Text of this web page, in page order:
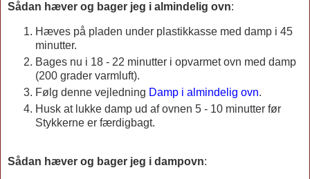
Sådan hæver og bager jeg i almindelig ovn:
Hæves på pladen under plastikkasse med damp i 45
minutter.
Bages nu i 18 - 22 minutter i opvarmet ovn med damp
(200 grader varmluft).
Følg denne vejledning Damp i almindelig ovn.
Husk at lukke damp ud af ovnen 5 - 10 minutter før
Stykkerne er færdigbagt.
Sådan hæver og bager jeg i dampovn: